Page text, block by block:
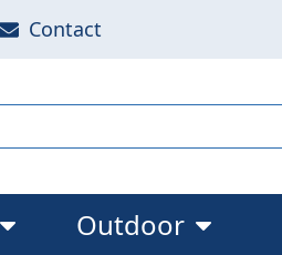
Contact
Outdoor